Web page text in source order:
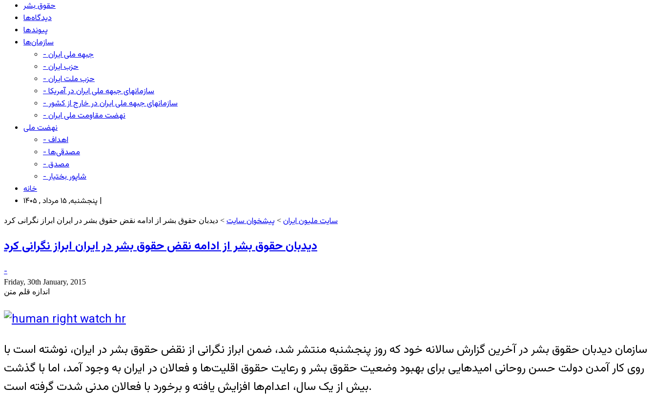
حقوق بشر
دیدگاه‌ها
پیوندها
سازمان‌ها
- جبهه ملی ایران
- حزب ایران
- حزب ملت ایران
- سازمانهای جبهه ملی ایران در آمریکا
- سازمانهای جبهه ملی ایران در خارج از کشور
- نهضت مقاومت ملی ایران
نهضت ملی
- اهداف
- مصدقی‌ها
- مصدق
- شاپور بختیار
خانه
پنجشنبه, ۱۵ مرداد , ۱۴۰۵ |
سایت ملیون ایران > پیشخوان سایت > دیدبان حقوق بشر از ادامه نقض حقوق بشر در ایران ابراز نگرانی کرد
دیدبان حقوق بشر از ادامه نقض حقوق بشر در ایران ابراز نگرانی کرد
-
Friday, 30th January, 2015
اندازه قلم متن
سازمان دیدبان حقوق بشر در آخرین گزارش سالانه خود که روز پنجشنبه منتشر شد، ضمن ابراز نگرانی از نقض حقوق بشر در ایران، نوشته است با
روی کار آمدن دولت حسن روحانی امیدهایی برای بهبود وضعیت حقوق بشر و رعایت حقوق اقلیت‌ها و فعالان در ایران به وجود آمد، اما با گذشت
بیش از یک سال، اعدام‌ها افزایش یافته و برخورد با فعالان مدنی شدت گرفته است.